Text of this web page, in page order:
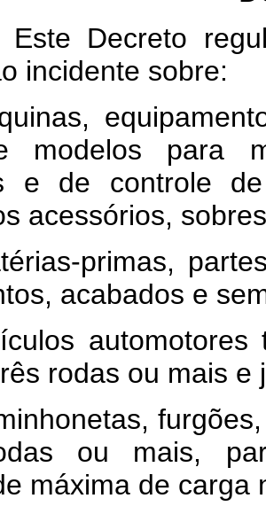
Este Decreto
incidente sobre:
modelos para
e de controle
acessórios,
primas,
acabados e
rodas ou mais e
ou mais,
máxima de carga